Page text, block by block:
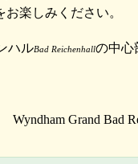
楽しみください。
ハルBad Reichenhallの中心